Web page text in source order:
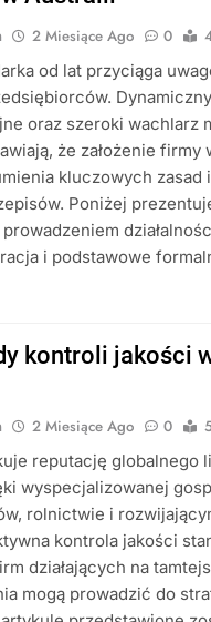
2 Miesiące Ago 0
od lat przyciąga
oraz szeroki wachlarz
że założenie firmy
kluczowych zasad
Poniżej
i podstawowe
kontroli jakości
2 Miesiące Ago 0
reputację globalnego
wyspecjalizowanej
rolnictwie i
kontrola jakości
działających na
mogą prowadzić do